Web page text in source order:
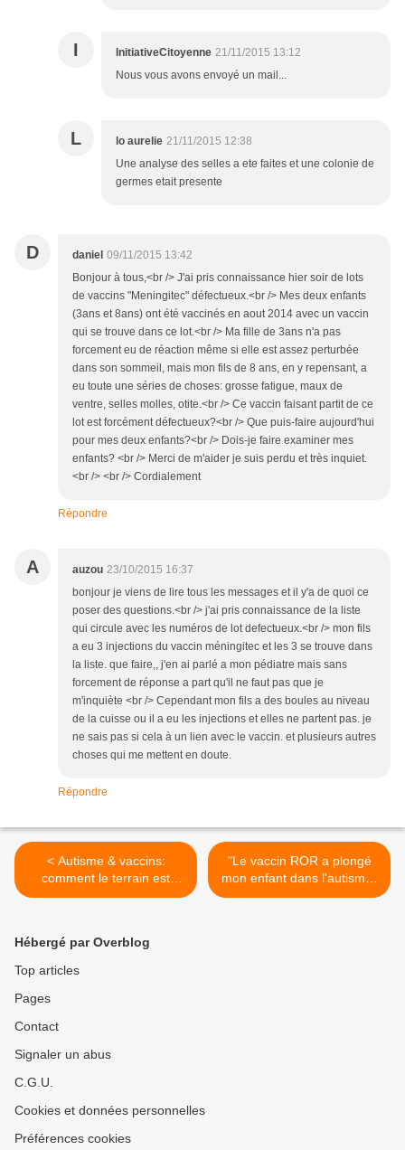
I InitiativeCitoyenne 21/11/2015 13:12
Nous vous avons envoyé un mail...
L lo aurelie 21/11/2015 12:38
Une analyse des selles a ete faites et une colonie de
germes etait presente
D daniel 09/11/2015 13:42
Bonjour à tous,<br /> J'ai pris connaissance hier soir de lots
de vaccins "Meningitec" défectueux.<br /> Mes deux enfants
(3ans et 8ans) ont été vaccinés en aout 2014 avec un vaccin
qui se trouve dans ce lot.<br /> Ma fille de 3ans n'a pas
forcement eu de réaction même si elle est assez perturbée
dans son sommeil, mais mon fils de 8 ans, en y repensant, a
eu toute une séries de choses: grosse fatigue, maux de
ventre, selles molles, otite.<br /> Ce vaccin faisant partit de ce
lot est forcément défectueux?<br /> Que puis-faire aujourd'hui
pour mes deux enfants?<br /> Dois-je faire examiner mes
enfants? <br /> Merci de m'aider je suis perdu et très inquiet.
<br /> <br /> Cordialement
Répondre
A auzou 23/10/2015 16:37
bonjour je viens de lire tous les messages et il y'a de quoi ce
poser des questions.<br /> j'ai pris connaissance de la liste
qui circule avec les numéros de lot defectueux.<br /> mon fils
a eu 3 injections du vaccin méningitec et les 3 se trouve dans
la liste. que faire,, j'en ai parlé a mon pédiatre mais sans
forcement de réponse a part qu'il ne faut pas que je
m'inquiète <br /> Cependant mon fils a des boules au niveau
de la cuisse ou il a eu les injections et elles ne partent pas. je
ne sais pas si cela à un lien avec le vaccin. et plusieurs autres
choses qui me mettent en doute.
Répondre
< Autisme & vaccins:
comment le terrain est
complètement verrouillé!
"Le vaccin ROR a plongé
mon enfant dans l'autisme"
>
Hébergé par Overblog
Top articles
Pages
Contact
Signaler un abus
C.G.U.
Cookies et données personnelles
Préférences cookies